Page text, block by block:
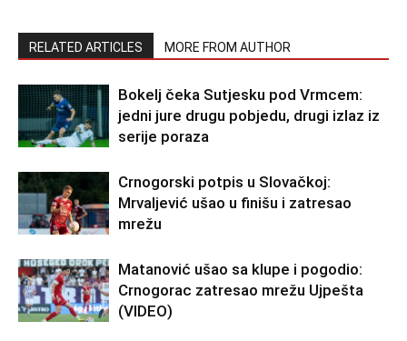
RELATED ARTICLES MORE FROM AUTHOR
Bokelj čeka Sutjesku pod Vrmcem:
jedni jure drugu pobjedu, drugi izlaz iz
serije poraza
Crnogorski potpis u Slovačkoj:
Mrvaljević ušao u finišu i zatresao
mrežu
Matanović ušao sa klupe i pogodio:
Crnogorac zatresao mrežu Ujpešta
(VIDEO)